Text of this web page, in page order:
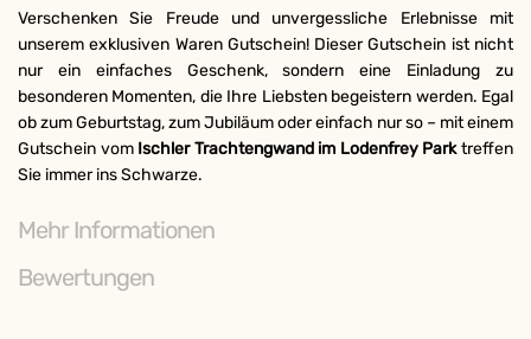
Verschenken Sie Freude und unvergessliche Erlebnisse mit
unserem exklusiven Waren Gutschein! Dieser Gutschein ist nicht
nur ein einfaches Geschenk, sondern eine Einladung zu
besonderen Momenten, die Ihre Liebsten begeistern werden. Egal
ob zum Geburtstag, zum Jubiläum oder einfach nur so – mit einem
Gutschein vom Ischler Trachtengwand im Lodenfrey Parktreffen
Sie immer ins Schwarze.
Mehr Informationen
Bewertungen